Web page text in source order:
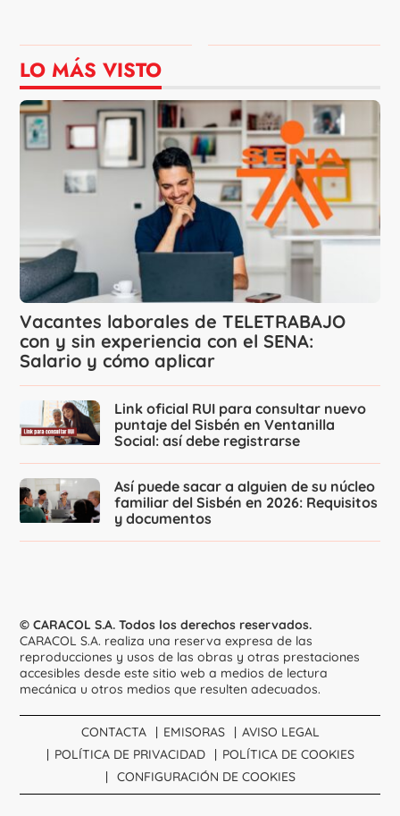
LO MÁS VISTO
Vacantes laborales de TELETRABAJO
con y sin experiencia con el SENA:
Salario y cómo aplicar
Link oficial RUI para consultar nuevo
puntaje del Sisbén en Ventanilla
Social: así debe registrarse
Así puede sacar a alguien de su núcleo
familiar del Sisbén en 2026: Requisitos
y documentos
© CARACOL S.A. Todos los derechos reservados.
CARACOL S.A. realiza una reserva expresa de las
reproducciones y usos de las obras y otras prestaciones
accesibles desde este sitio web a medios de lectura
mecánica u otros medios que resulten adecuados.
CONTACTA EMISORAS
AVISO LEGAL
POLÍTICA DE PRIVACIDAD
POLÍTICA DE COOKIES
CONFIGURACIÓN DE COOKIES